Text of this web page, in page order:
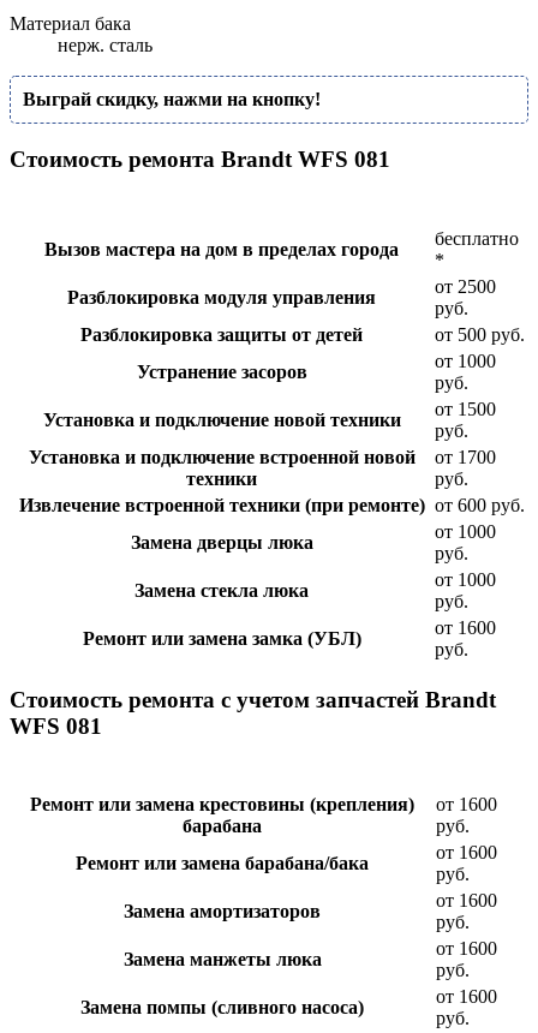
Материал бака
нерж. сталь
Выграй скидку, нажми на кнопку!
Стоимость ремонта Brandt WFS 081
Вызов мастера на дом в пределах города
бесплатно
*
Разблокировка модуля управления
от 2500
руб.
Разблокировка защиты от детей
от 500 руб.
Устранение засоров
от 1000
руб.
Установка и подключение новой техники
от 1500
руб.
Установка и подключение встроенной новой
техники
от 1700
руб.
Извлечение встроенной техники (при ремонте) от 600 руб.
Замена дверцы люка
от 1000
руб.
Замена стекла люка
от 1000
руб.
Ремонт или замена замка (УБЛ)
от 1600
руб.
Стоимость ремонта с учетом запчастей Brandt
WFS 081
Ремонт или замена крестовины (крепления)
барабана
от 1600
руб.
Ремонт или замена барабана/бака
от 1600
руб.
Замена амортизаторов
от 1600
руб.
Замена манжеты люка
от 1600
руб.
Замена помпы (сливного насоса)
от 1600
руб.